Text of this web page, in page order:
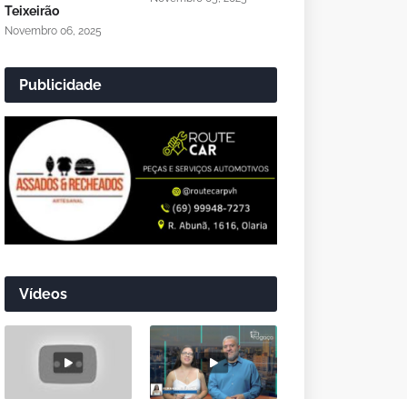
Teixeirão
Novembro 06, 2025
Publicidade
Vídeos